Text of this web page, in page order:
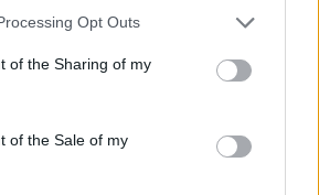
Opt Outs
of the Sharing of my
of the Sale of my